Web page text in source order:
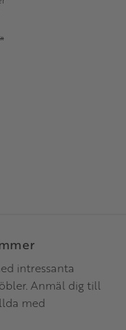
intressanta
Anmäl dig till
med